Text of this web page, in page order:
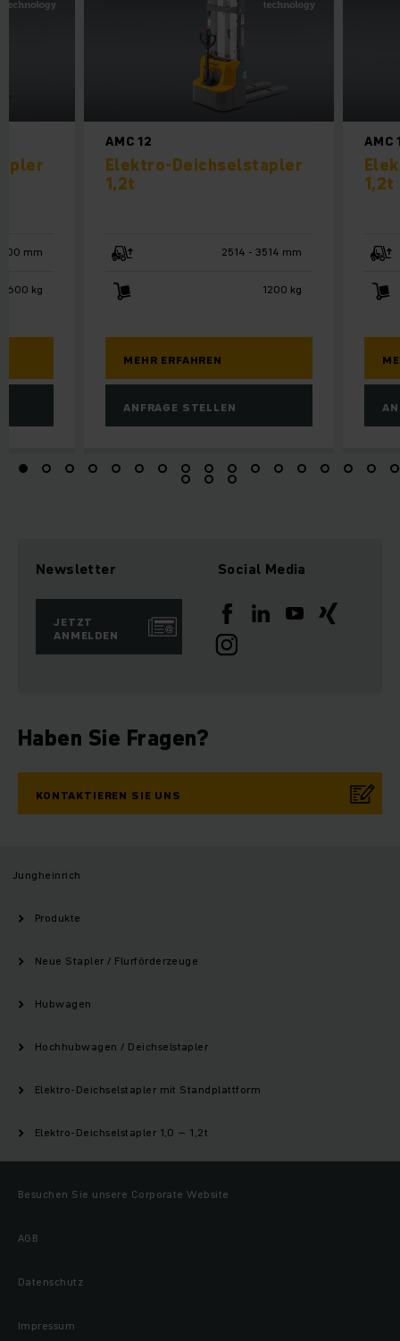
AMC 12
Elektro-Deichselstapler
1,2t
2514 - 3514 mm
1200 kg
MEHR ERFAHREN
ANFRAGE STELLEN
AMC
1,2t
mm
kg
Newsletter
JETZT
ANMELDEN
Social Media
Haben Sie Fragen?
KONTAKTIEREN SIE UNS
Jungheinrich
Produkte
Neue Stapler / Flurförderzeuge
Hubwagen
Hochhubwagen / Deichselstapler
Elektro-Deichselstapler mit Standplattform
Elektro-Deichselstapler 1,0 – 1,2t
Besuchen Sie unsere Corporate Website
AGB
Datenschutz
Impressum